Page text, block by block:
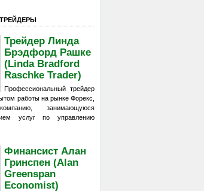
Трейдер Линда
Брэдфорд Рашке
(Linda Bradford
Raschke Trader)
Профессиональный трейдер
работы на рынке Форекс,
занимающуюся
услуг по управлению
Финансист Алан
Гринспен (Alan
Greenspan
Economist)